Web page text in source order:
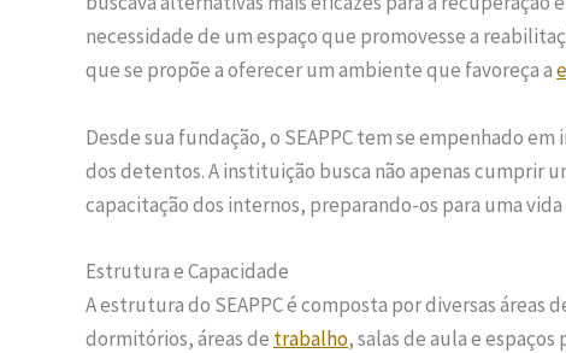
necessidade de um espaço que promovesse a
que se propõe a oferecer um ambiente que favoreça a
Desde sua fundação, o SEAPPC tem se empenhado
dos detentos. A instituição busca não apenas cumprir
capacitação dos internos, preparando-os para uma
Estrutura e Capacidade
A estrutura do SEAPPC é composta por diversas áreas
dormitórios, áreas de trabalho, salas de aula e